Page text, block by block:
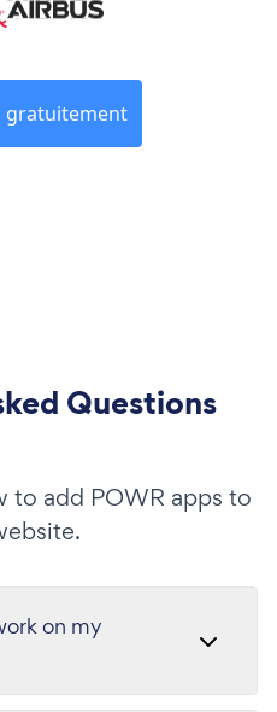
gratuitement
Questions
to add POWR apps to
on my